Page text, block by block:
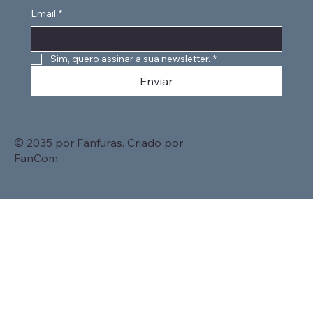
Email *
Sim, quero assinar a sua newsletter. *
Enviar
© 2035 por Fanfuras. Criado por
FanCom.